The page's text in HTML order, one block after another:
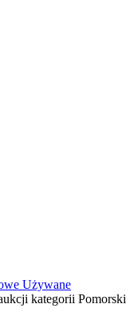
Używane
kategorii